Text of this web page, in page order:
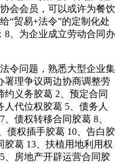
会会员，可以或许为餐饮
“贸易+法令”的定制化处
8、为企业成立劳动合同办
问题，熟悉大型企业集
署理争议两边协商调整劳
义务胶葛 2、预定合同
人代位权胶葛 5、债务人
债权转移合同胶葛 8、
债权插手胶葛 10、告白胶
胶葛 13、扶植用地利用权
、房地产开辟运营合同胶